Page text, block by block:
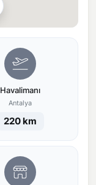
Havalimanı
Antalya
220 km